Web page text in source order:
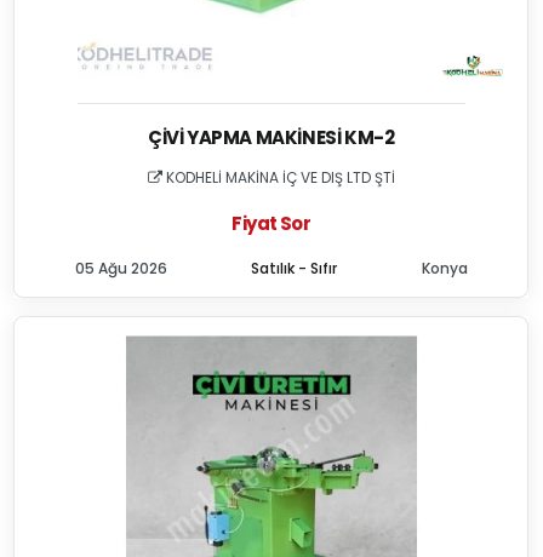
ÇIVI YAPMA MAKINESI KM-2
KODHELİ MAKİNA İÇ VE DIŞ LTD ŞTİ
Fiyat Sor
Satılık - Sıfır
05 Ağu 2026 Konya